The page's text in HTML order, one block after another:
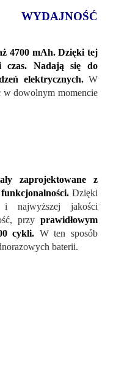
4700 mAh. Dzięki tej
czas. Nadają się do
elektrycznych. W
w dowolnym momencie
zaprojektowane z
Dzięki
i najwyższej jakości
przy prawidłowym
cykli. W ten sposób
baterii.